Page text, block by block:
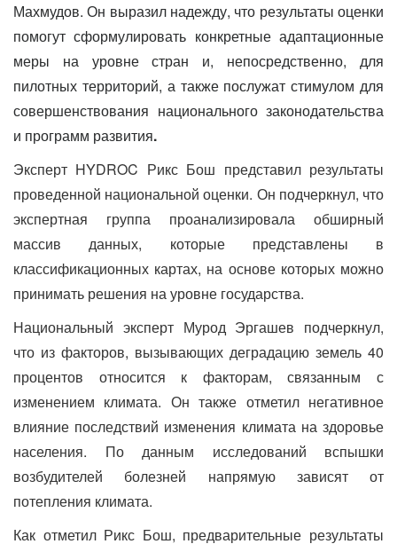
Махмудов. Он выразил надежду, что результаты оценки
помогут сформулировать конкретные адаптационные
меры на уровне стран и, непосредственно, для
пилотных территорий, а также послужат стимулом для
совершенствования национального законодательства
и программ развития.
Эксперт HYDROC Рикс Бош представил результаты
проведенной национальной оценки. Он подчеркнул, что
экспертная группа проанализировала обширный
массив данных, которые представлены в
классификационных картах, на основе которых можно
принимать решения на уровне государства.
Национальный эксперт Мурод Эргашев подчеркнул,
что из факторов, вызывающих деградацию земель 40
процентов относится к факторам, связанным с
изменением климата. Он также отметил негативное
влияние последствий изменения климата на здоровье
населения. По данным исследований вспышки
возбудителей болезней напрямую зависят от
потепления климата.
Как отметил Рикс Бош, предварительные результаты